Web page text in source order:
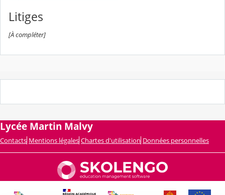
Litiges
[À compléter]
Lycée Martin Malvy
Contacts Mentions légales Chartes d'utilisation Données personnelles